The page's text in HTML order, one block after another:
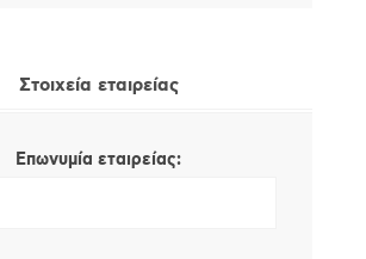
Στοιχεία εταιρείας
Επωνυμία εταιρείας: